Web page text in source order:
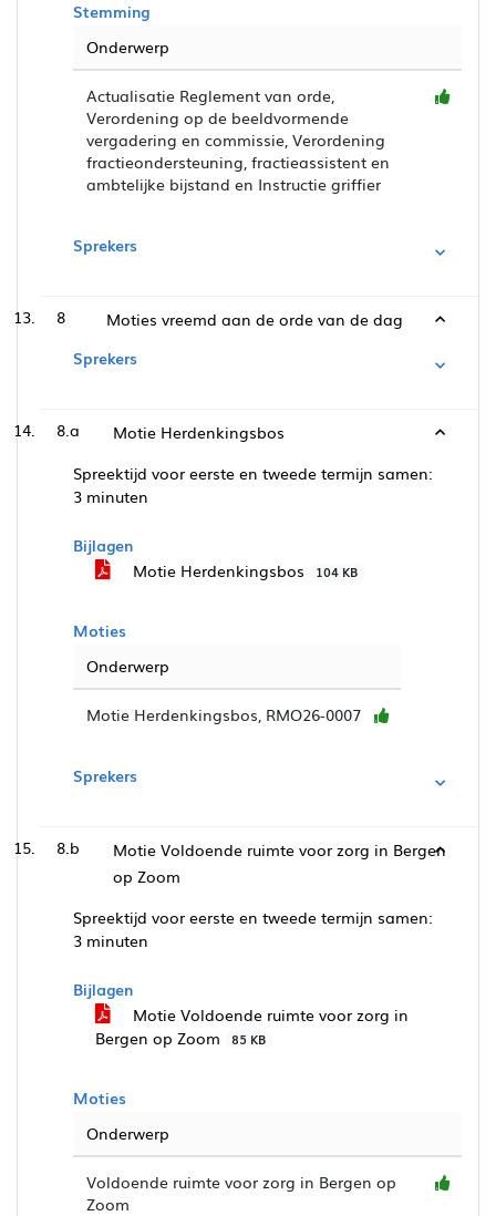
Stemming
Onderwerp
Actualisatie Reglement van orde,
Verordening op de beeldvormende
vergadering en commissie, Verordening
fractieondersteuning, fractieassistent en
ambtelijke bijstand en Instructie griffier
Sprekers
8
Moties vreemd aan de orde van de dag
Sprekers
8.a
Motie Herdenkingsbos
Spreektijd voor eerste en tweede termijn samen:
3 minuten
Bijlagen
Motie Herdenkingsbos
104 KB
Moties
Onderwerp
Motie Herdenkingsbos, RMO26-0007
Sprekers
8.b
Motie Voldoende ruimte voor zorg in Bergen
op Zoom
Spreektijd voor eerste en tweede termijn samen:
3 minuten
Bijlagen
Motie Voldoende ruimte voor zorg in
Bergen op Zoom
85 KB
Moties
Onderwerp
Voldoende ruimte voor zorg in Bergen op
Zoom